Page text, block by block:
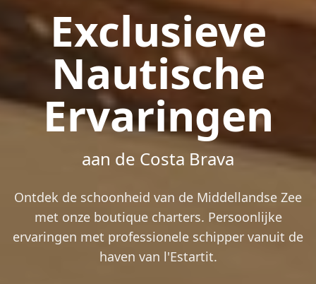
Exclusieve
Nautische
Ervaringen
aan de Costa Brava
Ontdek de schoonheid van de Middellandse Zee
met onze boutique charters. Persoonlijke
ervaringen met professionele schipper vanuit de
haven van l'Estartit.